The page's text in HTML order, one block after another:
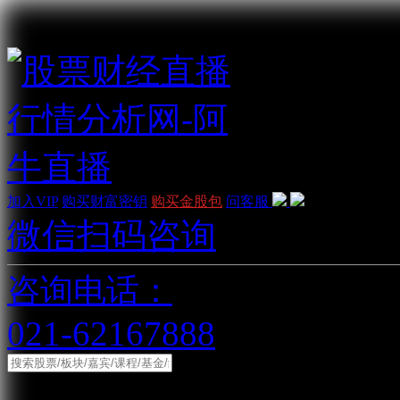
加入VIP 购买财富密钥 购买金股包 问客服
微信扫码咨询
咨询电话：
021-62167888